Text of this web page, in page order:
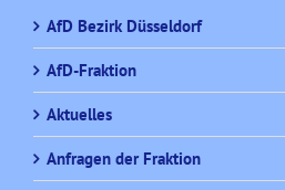
AfD Bezirk Düsseldorf
AfD-Fraktion
Aktuelles
Anfragen der Fraktion